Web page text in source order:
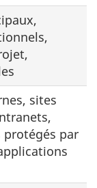
sites
par